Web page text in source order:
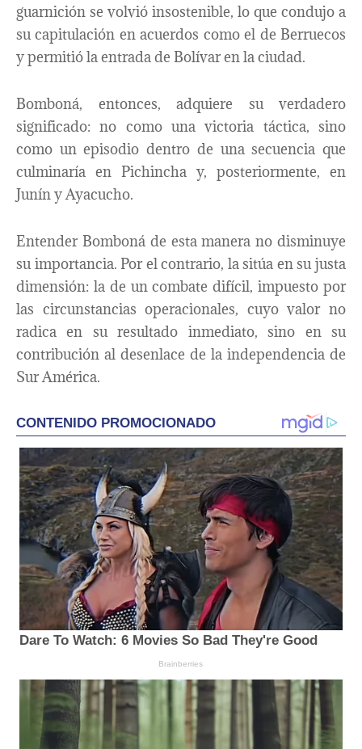
guarnición se volvió insostenible, lo que condujo a
su capitulación en acuerdos como el de Berruecos
y permitió la entrada de Bolívar en la ciudad.
Bomboná, entonces, adquiere su verdadero
significado: no como una victoria táctica, sino
como un episodio dentro de una secuencia que
culminaría en Pichincha y, posteriormente, en
Junín y Ayacucho.
Entender Bomboná de esta manera no disminuye
su importancia. Por el contrario, la sitúa en su justa
dimensión: la de un combate difícil, impuesto por
las circunstancias operacionales, cuyo valor no
radica en su resultado inmediato, sino en su
contribución al desenlace de la independencia de
Sur América.